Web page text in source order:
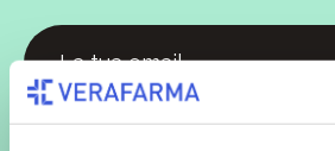
In qualità di interessato, avendo letto
redatta ai sensi del Regolamento EU 2016/679,